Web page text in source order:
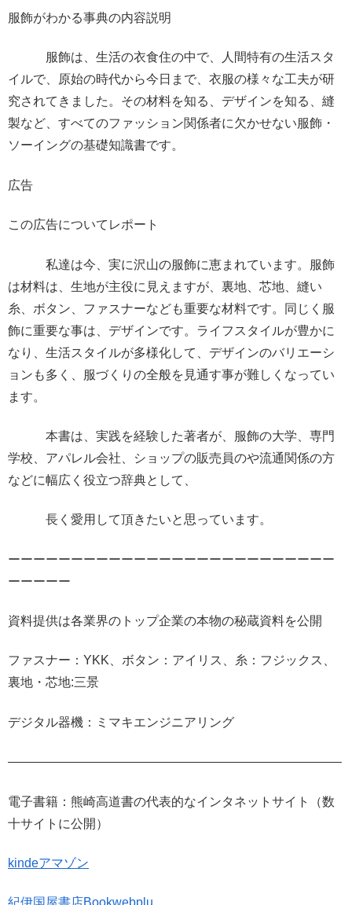
服飾がわかる事典の内容説明
服飾は、生活の衣食住の中で、人間特有の生活スタ
イルで、原始の時代から今日まで、衣服の様々な工夫が研
究されてきました。その材料を知る、デザインを知る、縫
製など、すべてのファッション関係者に欠かせない服飾・
ソーイングの基礎知識書です。
広告
この広告についてレポート
私達は今、実に沢山の服飾に恵まれています。服飾
は材料は、生地が主役に見えますが、裏地、芯地、縫い
糸、ボタン、ファスナーなども重要な材料です。同じく服
飾に重要な事は、デザインです。ライフスタイルが豊かに
なり、生活スタイルが多様化して、デザインのバリエーシ
ョンも多く、服づくりの全般を見通す事が難しくなってい
ます。
本書は、実践を経験した著者が、服飾の大学、専門
学校、アパレル会社、ショップの販売員のや流通関係の方
などに幅広く役立つ辞典として、
長く愛用して頂きたいと思っています。
ーーーーーーーーーーーーーーーーーーーーーーーーーー
ーーーーー
資料提供は各業界のトップ企業の本物の秘蔵資料を公開
ファスナー：YKK、ボタン：アイリス、糸：フジックス、
裏地・芯地:三景
デジタル器機：ミマキエンジニアリング
——————————————————————————–
電子書籍：熊崎高道書の代表的なインタネットサイト（数
十サイトに公開）
kindeアマゾン